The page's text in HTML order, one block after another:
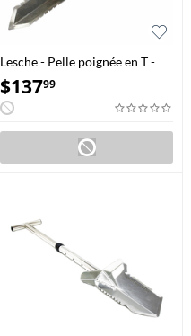
Lesche - Pelle poignée en T -
Sampson 31" avec double
denture
$13799